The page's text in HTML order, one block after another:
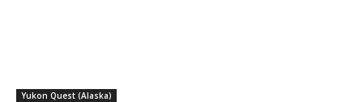
Yukon Quest (Alaska)